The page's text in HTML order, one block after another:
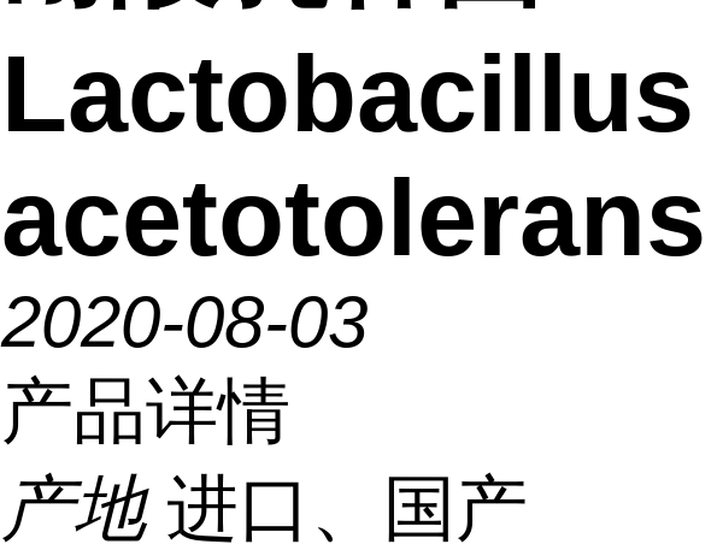
Lactobacillus
acetotolerans
2020-08-03
产品详情
产地 进口、国产